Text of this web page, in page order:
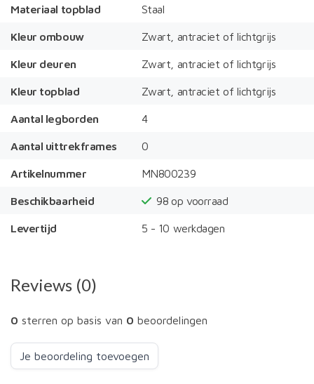
Materiaal topblad Staal
Kleur ombouw Zwart, antraciet of lichtgrijs
Kleur deuren Zwart, antraciet of lichtgrijs
Kleur topblad Zwart, antraciet of lichtgrijs
Aantal legborden 4
Aantal uittrekframes 0
Artikelnummer MN800239
Beschikbaarheid 98 op voorraad
Levertijd 5 - 10 werkdagen
Reviews (0)
0 sterren op basis van 0 beoordelingen
Je beoordeling toevoegen